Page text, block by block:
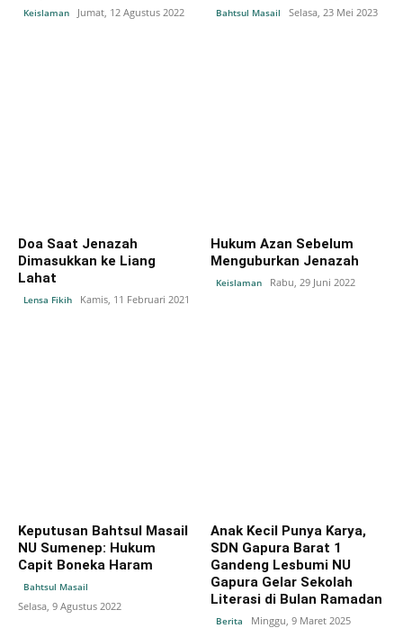
Keislaman Jumat, 12 Agustus 2022 Bahtsul Masail Selasa, 23 Mei 2023
Doa Saat Jenazah
Dimasukkan ke Liang
Lahat
Lensa Fikih Kamis, 11 Februari 2021
Hukum Azan Sebelum
Menguburkan Jenazah
Keislaman Rabu, 29 Juni 2022
Keputusan Bahtsul Masail
NU Sumenep: Hukum
Capit Boneka Haram
Bahtsul Masail
Selasa, 9 Agustus 2022
Anak Kecil Punya Karya,
SDN Gapura Barat 1
Gandeng Lesbumi NU
Gapura Gelar Sekolah
Literasi di Bulan Ramadan
Berita Minggu, 9 Maret 2025